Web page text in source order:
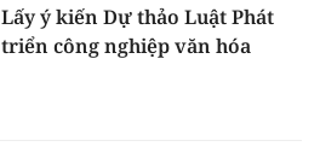
Lấy ý kiến Dự thảo Luật Phát
triển công nghiệp văn hóa